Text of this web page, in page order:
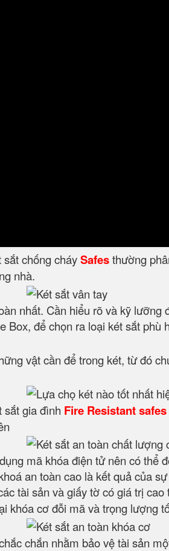
chống cháySafesthường
nhà.
nhất. Cần hiểu rõ và kỹ
Box, để chọn ra loại két sắt phù
vật cần để trong két, từ đó
sắt gia đình Fire Resistant safes
mã khóa điện tử nên có thể
an toàn cao là kết quả của
tài sản và giấy tờ có giá trị
khóa cơ đỗi mã và trọng lượng
chắn nhằm bảo vệ tài sản